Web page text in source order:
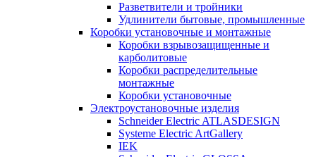
Разветвители и тройники
Удлинители бытовые, промышленные
Коробки установочные и монтажные
Коробки взрывозащищенные и
карболитовые
Коробки распределительные
монтажные
Коробки установочные
Электроустановочные изделия
Schneider Electric ATLASDESIGN
Systeme Electric ArtGallery
IEK